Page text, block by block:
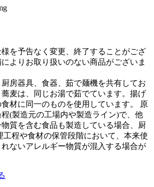
を予告なく変更、終了することがござ
よりお取り扱いのない商品がございま
房器具、食器、茹で麺機を共有してお
蕎麦は、同じお湯で茹でています。揚げ
材に同一のものを使用しています。 原
(製造元の工場内や製造ライン)で、他
質を含む食品も製造している場合、厨
工程や食材の保管段階において、本来使
ないアレルギー物質が混入する場合が